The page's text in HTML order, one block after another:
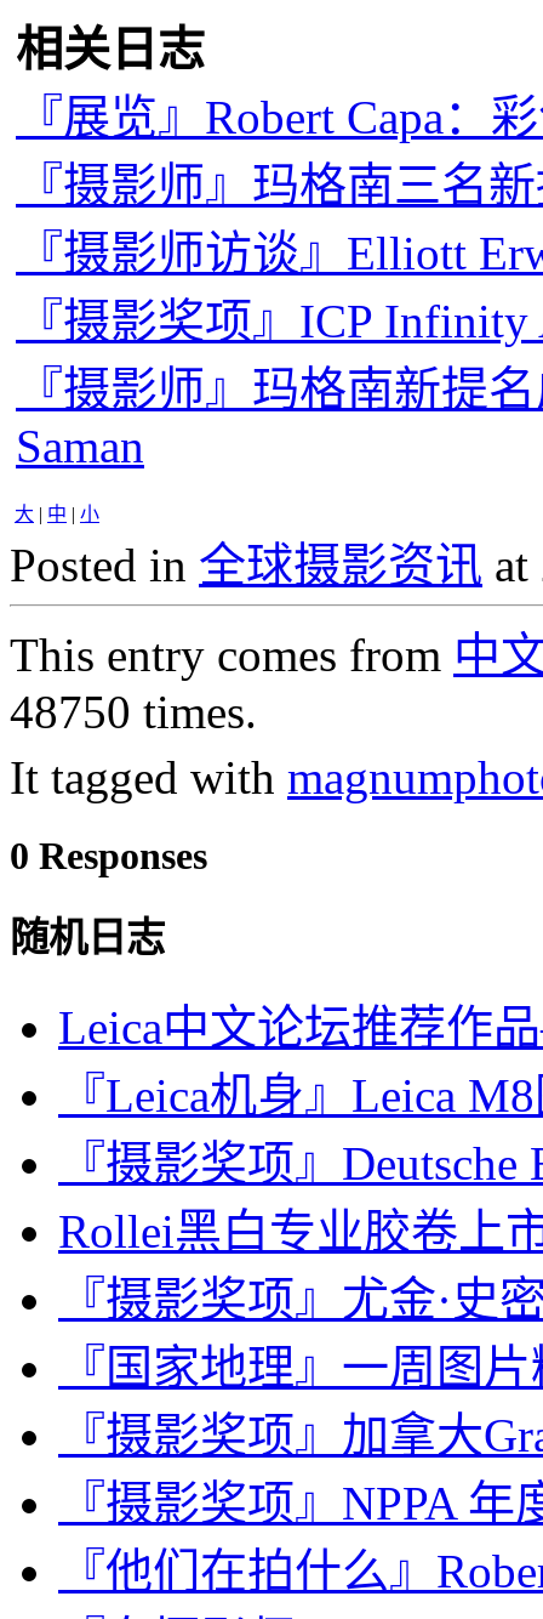
相关日志
『展览』Robert Capa：
『摄影师』玛格南三名
『摄影师访谈』Elliott
『摄影奖项』ICP
『摄影师』玛格南新提
Saman
大 | 中 | 小
Posted in 全球摄影资讯 at
This entry comes from 中
48750 times.
It tagged with
0 Responses
随机日志
Leica中文论坛推荐作
『Leica机身』Leica
『摄影奖项』Deutsche
Rollei黑白专业胶卷上
『摄影奖项』尤金·史
『国家地理』一周图
『摄影奖项』加拿大
『摄影奖项』NPPA
『他们在拍什么』